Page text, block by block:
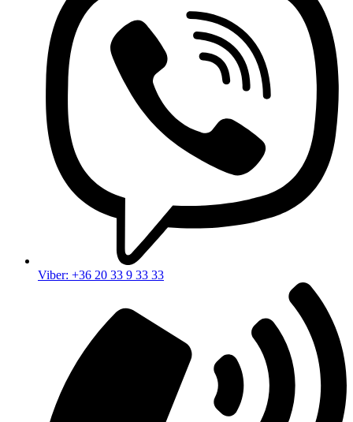
Viber: +36 20 33 9 33 33